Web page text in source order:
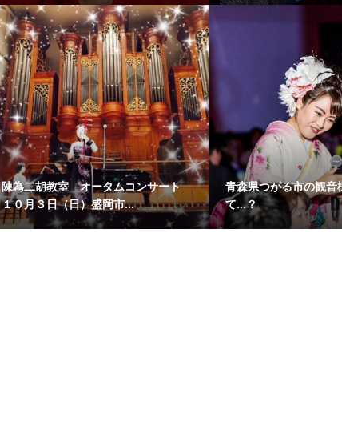
陳為二胡教室 オータムコンサート
１０月３日（日）盛岡市...
青森県つがる市の観音
て…？